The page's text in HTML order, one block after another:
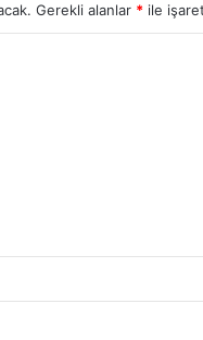
Gerekli alanlar * ile